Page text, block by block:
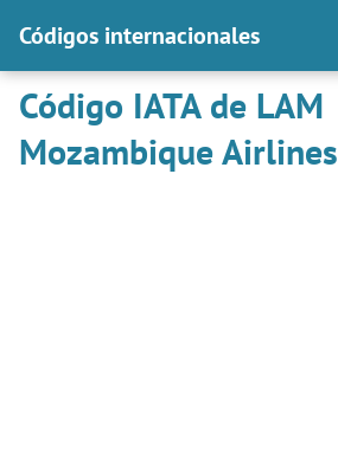
Códigos internacionales
Código IATA de LAM
Mozambique Airlines